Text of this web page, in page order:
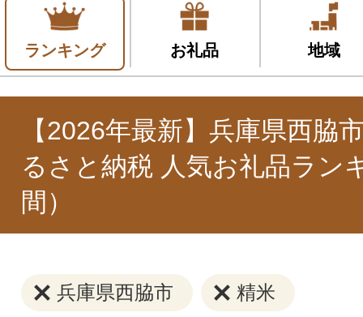
ランキング お礼品 地域
【2026年最新】兵庫県西脇
るさと納税 人気お礼品ラン
間）
兵庫県西脇市 精米